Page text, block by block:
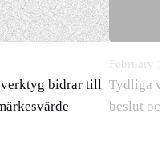
bidrar till
February
Tydliga
beslut